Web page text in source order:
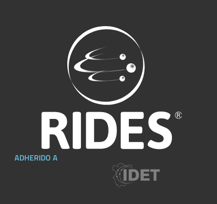
ADHERIDO A